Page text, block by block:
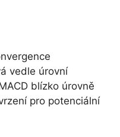
vedle úrovní
blízko úrovně
pro potenciální